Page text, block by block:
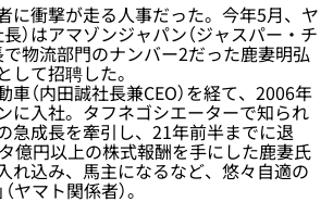
に衝撃が走る人事だった。今年5月、ヤ
）はアマゾンジャパン（ジャスパー・チ
で物流部門のナンバー2だった鹿妻明弘
して招聘した。
（内田誠社長兼CEO）を経て、2006年
に入社。タフネゴシエーターで知られ
急成長を牽引し、21年前半までに退
億円以上の株式報酬を手にした鹿妻氏
れ込み、馬主になるなど、悠々自適の
ヤマト関係者）。